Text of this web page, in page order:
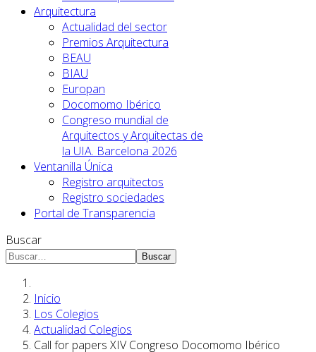
Arquitectura
Actualidad del sector
Premios Arquitectura
BEAU
BIAU
Europan
Docomomo Ibérico
Congreso mundial de
Arquitectos y Arquitectas de
la UIA. Barcelona 2026
Ventanilla Única
Registro arquitectos
Registro sociedades
Portal de Transparencia
Buscar
Buscar
Inicio
Los Colegios
Actualidad Colegios
Call for papers XIV Congreso Docomomo Ibérico